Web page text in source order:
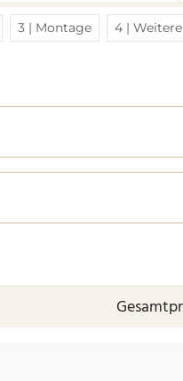
3 | Montage 4 |